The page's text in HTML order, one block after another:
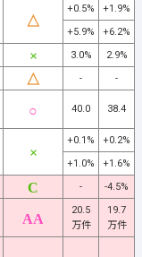
+0.5%
+1.9%
+5.9%
+6.2%
3.0%
2.9%
- -
40.0 38.4
+0.1%
+0.2%
+1.0%
+1.6%
- -4.5%
20.5
万件
19.7
万件